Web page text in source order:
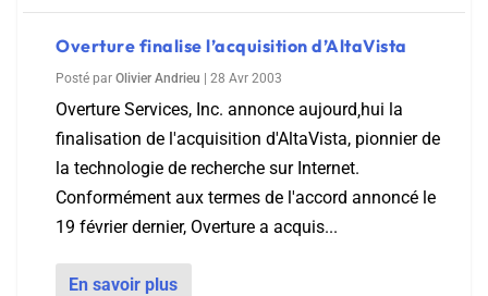
Overture finalise l’acquisition d’AltaVista
Posté par Olivier Andrieu 28 Avr 2003
Overture Services, Inc. annonce aujourd‚hui la
finalisation de l'acquisition d'AltaVista, pionnier de
la technologie de recherche sur Internet.
Conformément aux termes de l'accord annoncé le
19 février dernier, Overture a acquis...
En savoir plus